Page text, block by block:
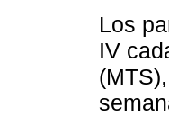
Los
IV